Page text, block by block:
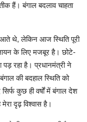
हैं। बंगाल बदलाव चाहता
आते थे, लेकिन आज स्थिति पूरी
के लिए मजबूर है। छोटे-
रहा है। प्रधानमंत्री ने
की बदहाल स्थिति को
कुछ ही वर्षों में बंगाल देश
दृढ़ विश्वास है।